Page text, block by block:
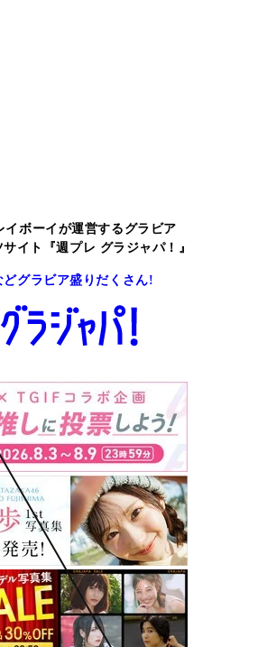
イボーイが運営するグラビア
イト『週プレ グラジャパ！』
グラビア盛りだくさん!